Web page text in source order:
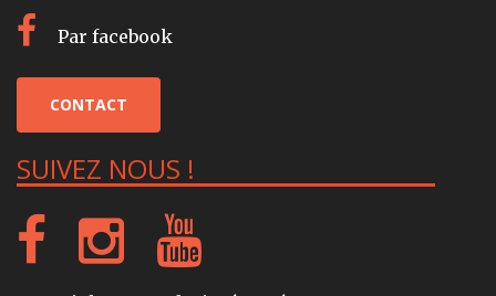
Par facebook
CONTACT
SUIVEZ NOUS !